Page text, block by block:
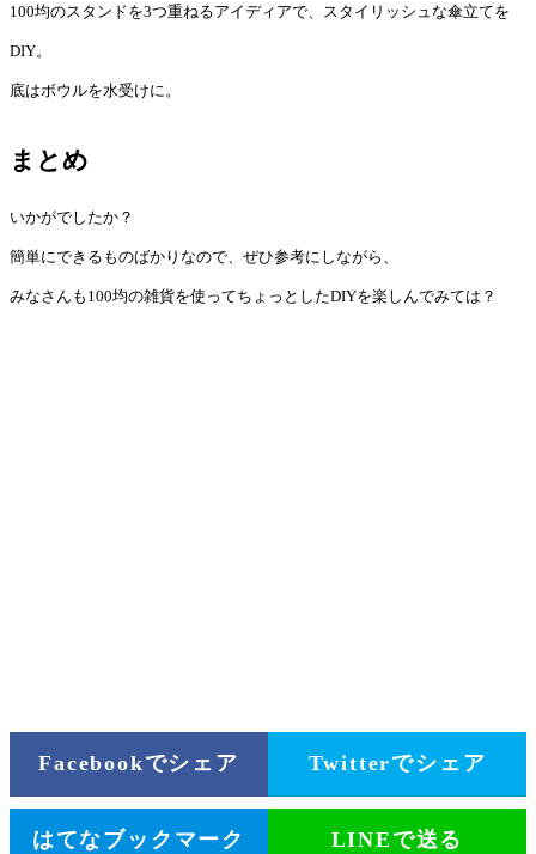
100均のスタンドを3つ重ねるアイディアで、スタイリッシュな傘立てを
DIY。
底はボウルを水受けに。
まとめ
いかがでしたか？
簡単にできるものばかりなので、ぜひ参考にしながら、
みなさんも100均の雑貨を使ってちょっとしたDIYを楽しんでみては？
Facebookでシェア Twitterでシェア
はてなブックマーク LINEで送る